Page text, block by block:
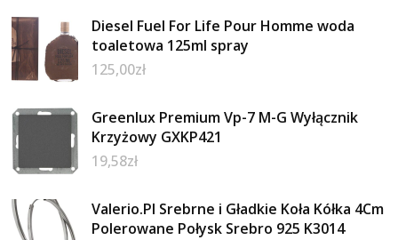
Diesel Fuel For Life Pour Homme woda
toaletowa 125ml spray
125,00zł
Greenlux Premium Vp-7 M-G Wyłącznik
Krzyżowy GXKP421
19,58zł
Valerio.Pl Srebrne i Gładkie Koła Kółka 4Cm
Polerowane Połysk Srebro 925 K3014